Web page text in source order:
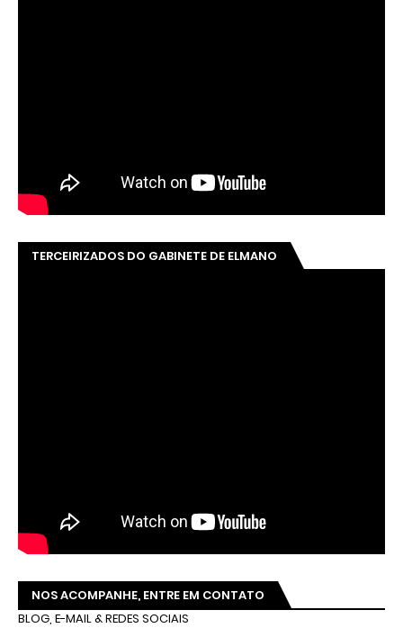
TERCEIRIZADOS DO GABINETE DE ELMANO
NOS ACOMPANHE, ENTRE EM CONTATO
BLOG, E-MAIL & REDES SOCIAIS